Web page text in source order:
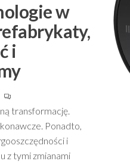
w
i
transformację.
Ponadto,
i
z tymi zmianami